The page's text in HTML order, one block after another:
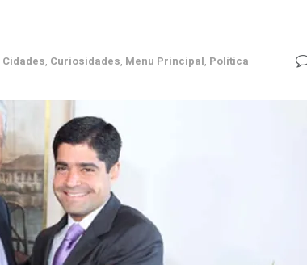
Cidades, Curiosidades, Menu Principal, Política